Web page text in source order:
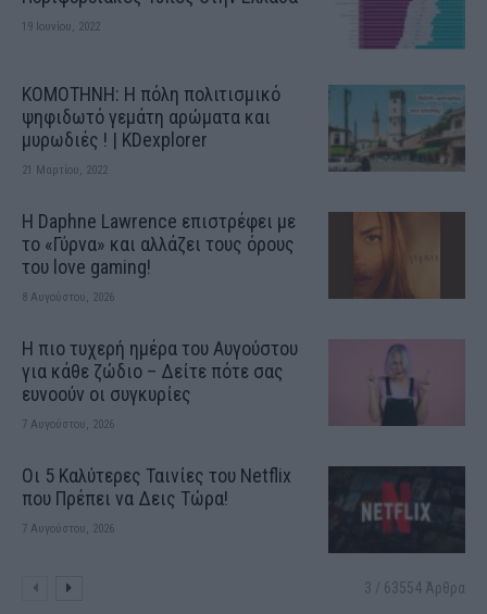
19 Ιουνίου, 2022
ΚΟΜΟΤΗΝΗ: H πόλη πολιτισμικό
ψηφιδωτό γεμάτη αρώματα και
μυρωδιές ! | KDexplorer
21 Μαρτίου, 2022
Η Daphne Lawrence επιστρέφει με
το «Γύρνα» και αλλάζει τους όρους
του love gaming!
8 Αυγούστου, 2026
Η πιο τυχερή ημέρα του Αυγούστου
για κάθε ζώδιο – Δείτε πότε σας
ευνοούν οι συγκυρίες
7 Αυγούστου, 2026
Οι 5 Καλύτερες Ταινίες του Netflix
που Πρέπει να Δεις Τώρα!
7 Αυγούστου, 2026
3 / 63554 Άρθρα